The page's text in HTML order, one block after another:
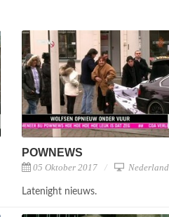
POWNEWS
05 Oktober 2017
Latenight nieuws.